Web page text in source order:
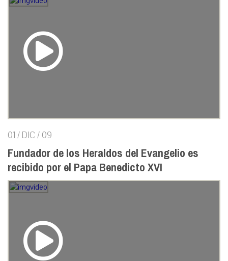
01 / DIC / 09
Fundador de los Heraldos del Evangelio es
recibido por el Papa Benedicto XVI